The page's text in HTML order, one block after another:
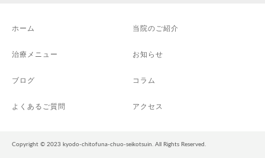
ホーム 当院のご紹介
治療メニュー お知らせ
ブログ コラム
よくあるご質問 アクセス
Copyright © 2023 kyodo-chitofuna-chuo-seikotsuin. All Rights Reserved.